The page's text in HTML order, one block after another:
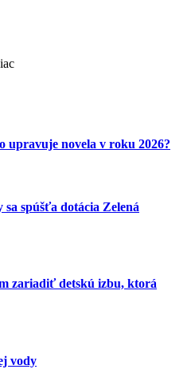
upravuje novela v roku 2026?
spúšťa dotácia Zelená
zariadiť detskú izbu, ktorá
vody